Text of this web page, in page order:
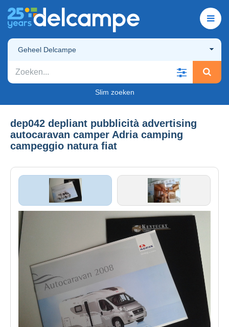
Geheel Delcampe
Slim zoeken
dep042 depliant pubblicità advertising
autocaravan camper Adria camping
campeggio natura fiat